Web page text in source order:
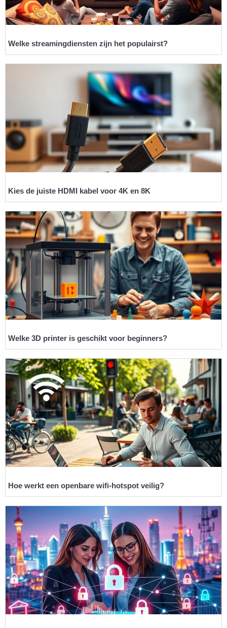
Welke streamingdiensten zijn het populairst?
Kies de juiste HDMI kabel voor 4K en 8K
Welke 3D printer is geschikt voor beginners?
Hoe werkt een openbare wifi-hotspot veilig?